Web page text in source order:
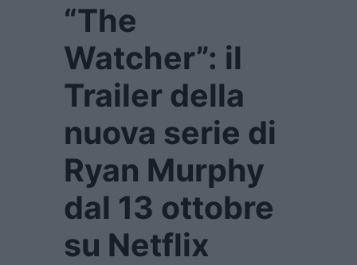
“The
Watcher”: il
Trailer della
nuova serie di
Ryan Murphy
dal 13 ottobre
su Netflix